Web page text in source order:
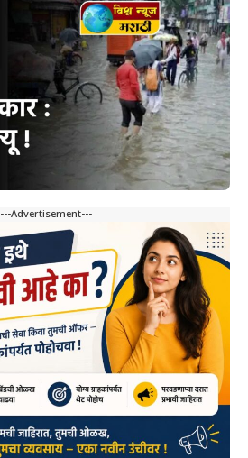
---Advertisement---